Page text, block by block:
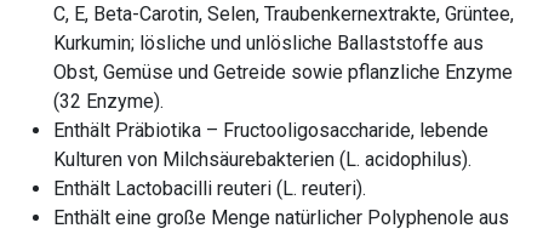
C, E, Beta-Carotin, Selen, Traubenkernextrakte, Grüntee,
Kurkumin; lösliche und unlösliche Ballaststoffe aus
Obst, Gemüse und Getreide sowie pflanzliche Enzyme
(32 Enzyme).
Enthält Präbiotika – Fructooligosaccharide, lebende
Kulturen von Milchsäurebakterien (L. acidophilus).
Enthält Lactobacilli reuteri (L. reuteri).
Enthält eine große Menge natürlicher Polyphenole aus